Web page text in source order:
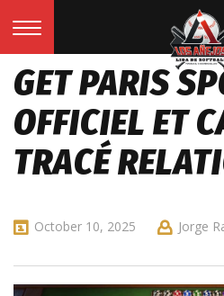
GET PARIS
OFFICIEL ET
TRACÉ
October 10, 2025
Jorge